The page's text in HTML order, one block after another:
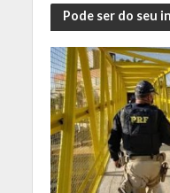
Pode ser do seu